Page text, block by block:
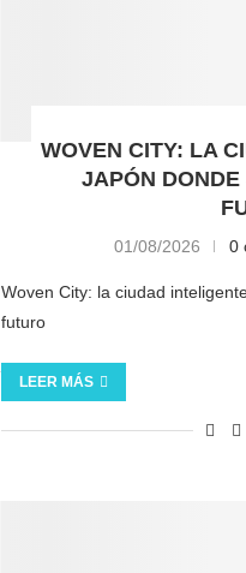
WOVEN CITY: LA
JAPÓN
01/08/2026 0
Woven City: la ciudad
futuro
LEER MÁS